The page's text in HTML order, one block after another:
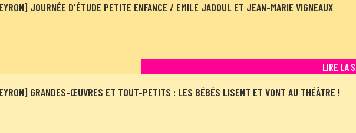
JOURNÉE D'ÉTUDE PETITE ENFANCE / EMILE JADOUL ET JEAN-MARIE VIGNEAUX
LIRE LA
GRANDES-ŒUVRES ET TOUT-PETITS : LES BÉBÉS LISENT ET VONT AU THÉÂTRE !